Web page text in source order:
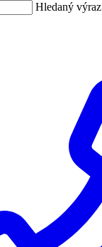
Hledaný výraz